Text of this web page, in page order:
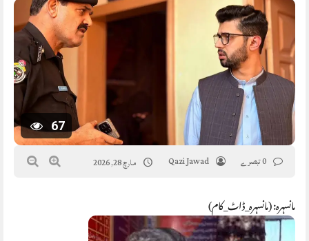
67
Qazi Jawad مارچ 28, 2026
مانسہرہ: (مانسہرہ_ڈاٹ_کام)